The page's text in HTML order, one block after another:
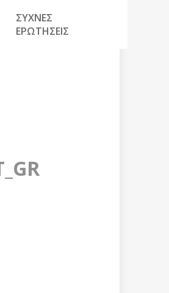
ΣΥΧΝΕΣ
ΕΡΩΤΗΣΕΙΣ